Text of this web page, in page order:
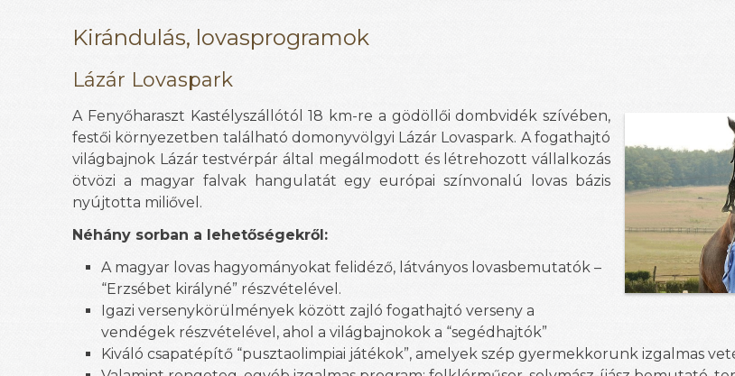
Kirándulás, lovasprogramok
Lázár Lovaspark
A Fenyőharaszt Kastélyszállótól 18 km-re a gödöllői dombvidék szívében,
festői környezetben található domonyvölgyi Lázár Lovaspark. A fogathajtó
világbajnok Lázár testvérpár által megálmodott és létrehozott vállalkozás
ötvözi a magyar falvak hangulatát egy európai színvonalú lovas bázis
nyújtotta miliővel.
Néhány sorban a lehetőségekről:
A magyar lovas hagyományokat felidéző, látványos lovasbemutatók –
“Erzsébet királyné” részvételével.
Igazi versenykörülmények között zajló fogathajtó verseny a
vendégek részvételével, ahol a világbajnokok a “segédhajtók”
Kiváló csapatépítő “pusztaolimpiai játékok”, amelyek szép gyermekkorunk izgalmas